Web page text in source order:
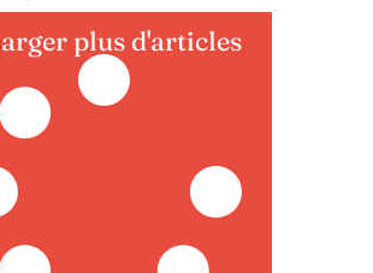
plus d'articles